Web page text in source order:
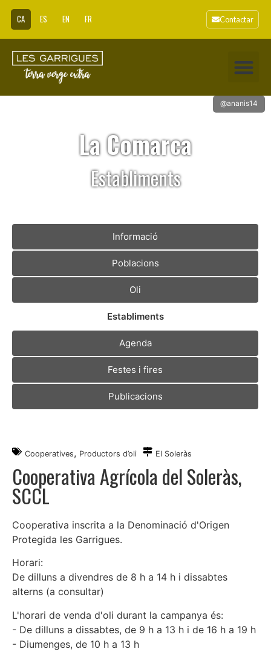
CA ES EN FR Contactar
@ananis14
La Comarca
Establiments
Informació
Poblacions
Oli
Establiments
Agenda
Festes i fires
Publicacions
Cooperatives, Productors d’oli El Soleràs
Cooperativa Agrícola del Soleràs,
SCCL
Cooperativa inscrita a la Denominació d'Origen
Protegida les Garrigues.
Horari:
De dilluns a divendres de 8 h a 14 h i dissabtes
alterns (a consultar)
L'horari de venda d'oli durant la campanya és:
- De dilluns a dissabtes, de 9 h a 13 h i de 16 h a 19 h
- Diumenges, de 10 h a 13 h